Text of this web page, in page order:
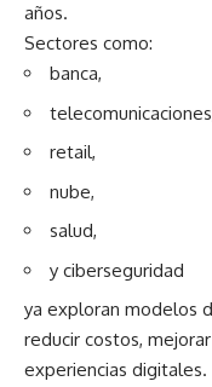
años.
Sectores como:
banca,
retail,
nube,
salud,
y ciberseguridad
ya exploran modelos
reducir costos,
experiencias digitales.